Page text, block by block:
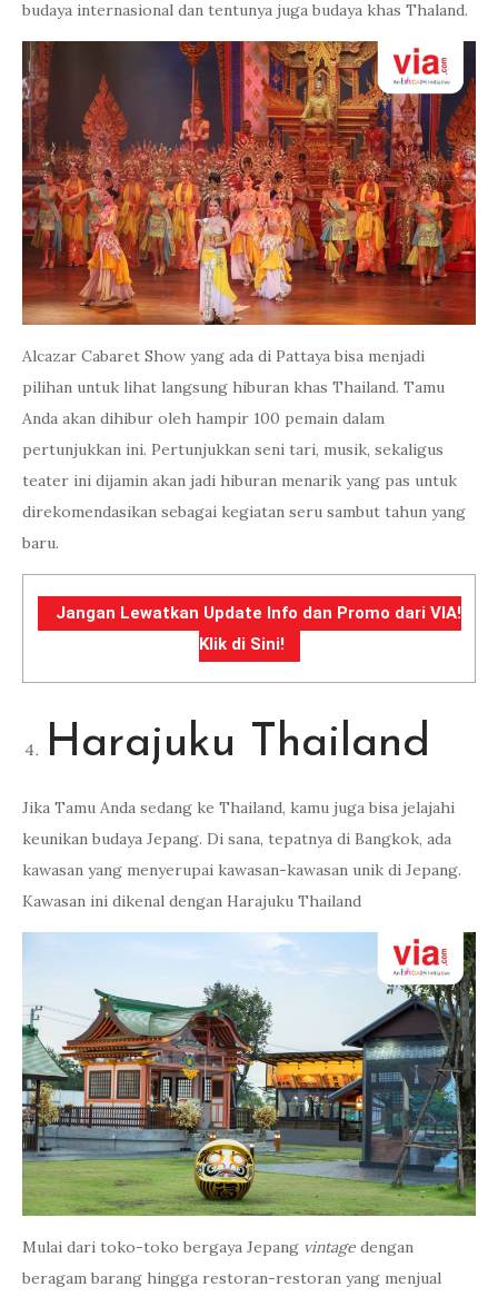
budaya internasional dan tentunya juga budaya khas Thaland.
Alcazar Cabaret Show yang ada di Pattaya bisa menjadi
pilihan untuk lihat langsung hiburan khas Thailand. Tamu
Anda akan dihibur oleh hampir 100 pemain dalam
pertunjukkan ini. Pertunjukkan seni tari, musik, sekaligus
teater ini dijamin akan jadi hiburan menarik yang pas untuk
direkomendasikan sebagai kegiatan seru sambut tahun yang
baru.
Jangan Lewatkan Update Info dan Promo dari VIA!
Klik di Sini!
Harajuku Thailand
Jika Tamu Anda sedang ke Thailand, kamu juga bisa jelajahi
keunikan budaya Jepang. Di sana, tepatnya di Bangkok, ada
kawasan yang menyerupai kawasan-kawasan unik di Jepang.
Kawasan ini dikenal dengan Harajuku Thailand
Mulai dari toko-toko bergaya Jepang vintage dengan
beragam barang hingga restoran-restoran yang menjual